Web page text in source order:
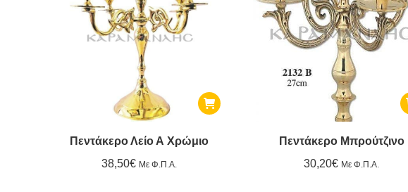
Οι
Πεντάκερο Λείο Α Χρώμιο
38,50€ Με Φ.Π.Α.
Πεντάκερο Μπρούτζινο
30,20€ Με Φ.Π.Α.